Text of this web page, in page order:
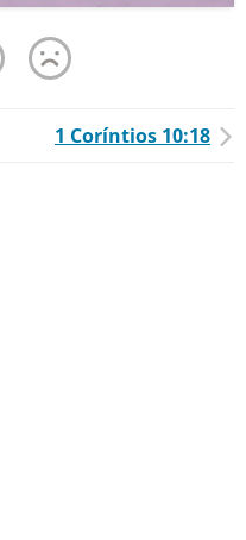
1 Coríntios 10:18